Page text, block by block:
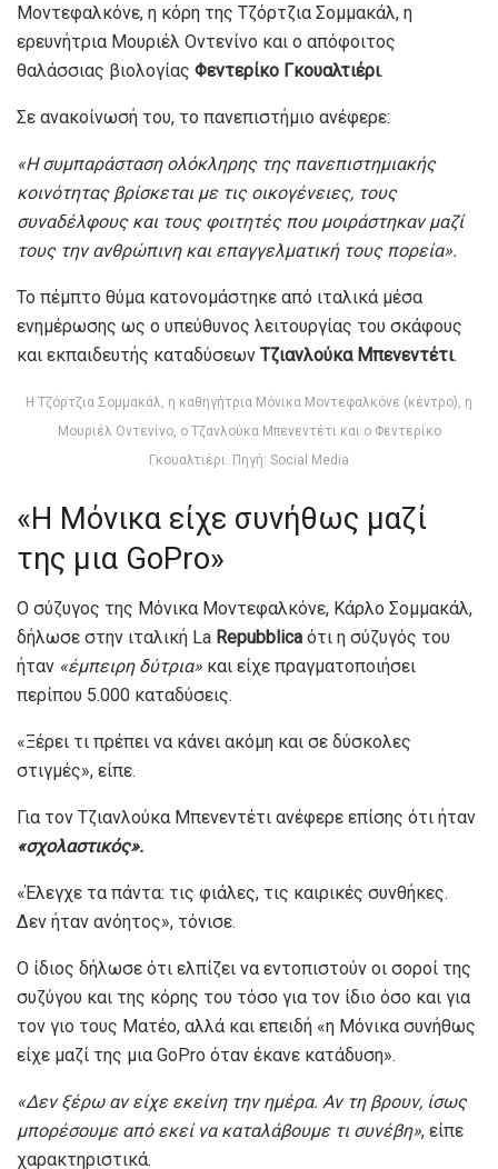
Μοντεφαλκόνε, η κόρη της Τζόρτζια Σομμακάλ, η
ερευνήτρια Μουριέλ Οντενίνο και ο απόφοιτος
θαλάσσιας βιολογίας Φεντερίκο Γκουαλτιέρι.
Σε ανακοίνωσή του, το πανεπιστήμιο ανέφερε:
«Η συμπαράσταση ολόκληρης της πανεπιστημιακής
κοινότητας βρίσκεται με τις οικογένειες, τους
συναδέλφους και τους φοιτητές που μοιράστηκαν μαζί
τους την ανθρώπινη και επαγγελματική τους πορεία».
Το πέμπτο θύμα κατονομάστηκε από ιταλικά μέσα
ενημέρωσης ως ο υπεύθυνος λειτουργίας του σκάφους
και εκπαιδευτής καταδύσεων Τζιανλούκα Μπενεντέτι.
Η Τζόρτζια Σομμακάλ, η καθηγήτρια Μόνικα Μοντεφαλκόνε (κέντρο), η
Μουριέλ Οντενίνο, ο Τζανλούκα Μπενεντέτι και ο Φεντερίκο
Γκουαλτιέρι. Πηγή: Social Media
«Η Μόνικα είχε συνήθως μαζί
της μια GoPro»
Ο σύζυγος της Μόνικα Μοντεφαλκόνε, Κάρλο Σομμακάλ,
δήλωσε στην ιταλική La Repubblica ότι η σύζυγός του
ήταν «έμπειρη δύτρια» και είχε πραγματοποιήσει
περίπου 5.000 καταδύσεις.
«Ξέρει τι πρέπει να κάνει ακόμη και σε δύσκολες
στιγμές», είπε.
Για τον Τζιανλούκα Μπενεντέτι ανέφερε επίσης ότι ήταν
«σχολαστικός».
«Έλεγχε τα πάντα: τις φιάλες, τις καιρικές συνθήκες.
Δεν ήταν ανόητος», τόνισε.
Ο ίδιος δήλωσε ότι ελπίζει να εντοπιστούν οι σοροί της
συζύγου και της κόρης του τόσο για τον ίδιο όσο και για
τον γιο τους Ματέο, αλλά και επειδή «η Μόνικα συνήθως
είχε μαζί της μια GoPro όταν έκανε κατάδυση».
«Δεν ξέρω αν είχε εκείνη την ημέρα. Αν τη βρουν, ίσως
μπορέσουμε από εκεί να καταλάβουμε τι συνέβη», είπε
χαρακτηριστικά.